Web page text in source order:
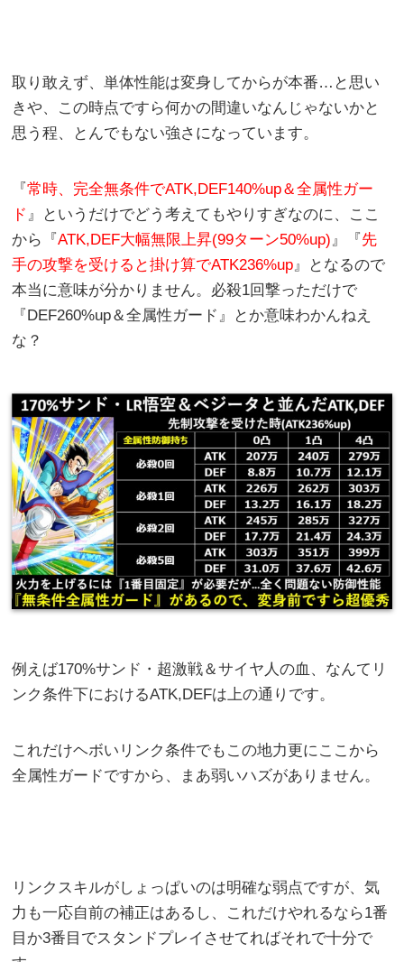
取り敢えず、単体性能は変身してからが本番…と思い
きや、この時点ですら何かの間違いなんじゃないかと
思う程、とんでもない強さになっています。
『常時、完全無条件でATK,DEF140%up＆全属性ガー
ド 』というだけでどう考えてもやりすぎなのに、ここ
から『ATK,DEF大幅無限上昇(99ターン50%up)』『先
手の攻撃を受けると掛け算でATK236%up』となるので
本当に意味が分かりません。必殺1回撃っただけで
『DEF260%up＆全属性ガード』とか意味わかんねえ
な？
例えば170%サンド・超激戦＆サイヤ人の血、なんてリ
ンク条件下におけるATK,DEFは上の通りです。
これだけヘボいリンク条件でもこの地力更にここから
全属性ガードですから、まあ弱いハズがありません。
リンクスキルがしょっぱいのは明確な弱点ですが、気
力も一応自前の補正はあるし、これだけやれるなら1番
目か3番目でスタンドプレイさせてればそれで十分で